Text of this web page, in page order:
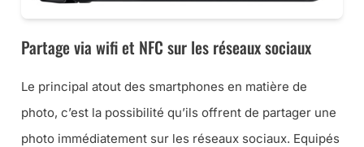
Partage via wifi et NFC sur les réseaux sociaux
Le principal atout des smartphones en matière de
photo, c’est la possibilité qu’ils offrent de partager une
photo immédiatement sur les réseaux sociaux. Equipés